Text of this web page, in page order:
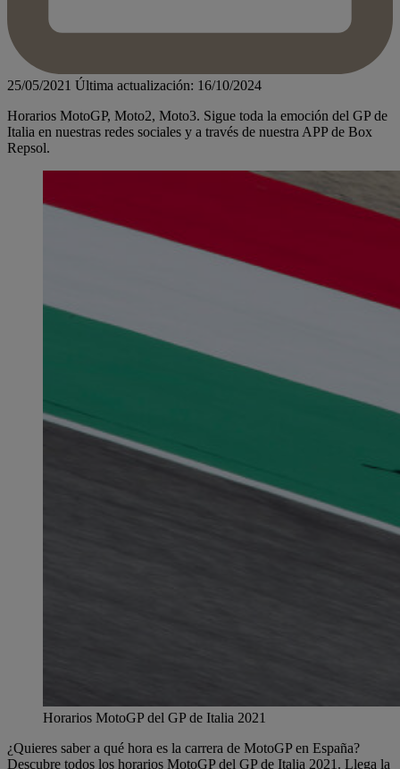
25/05/2021 Última actualización: 16/10/2024
Horarios MotoGP, Moto2, Moto3. Sigue toda la emoción del GP de
Italia en nuestras redes sociales y a través de nuestra APP de Box
Repsol.
Horarios MotoGP del GP de Italia 2021
¿Quieres saber a qué hora es la carrera de MotoGP en España?
Descubre todos los horarios MotoGP del GP de Italia 2021. Llega la